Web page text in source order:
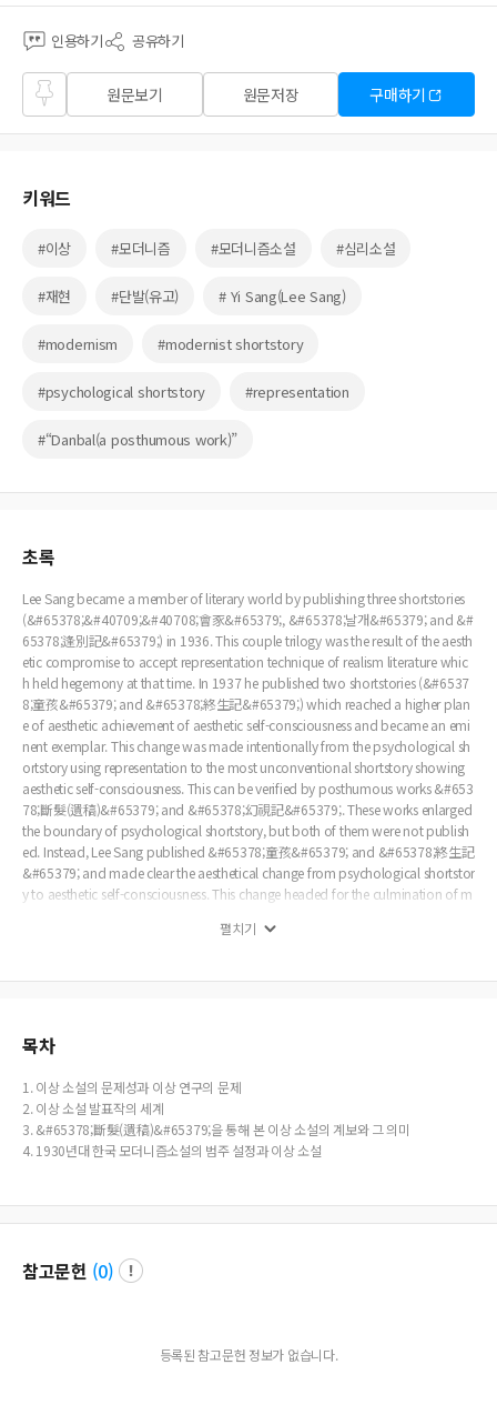
인용하기 공유하기
즐겨
찾기
원문보기 원문저장 구매하기
키워드
#이상 #모더니즘 #모더니즘소설 #심리소설
#재현 #단발(유고) # Yi Sang(Lee Sang)
#modernism #modernist shortstory
#psychological shortstory #representation
#“Danbal(a posthumous work)”
초록
Lee Sang became a member of literary world by publishing three shortstories
(&#65378;&#40709;&#40708;會豕&#65379;, &#65378;날개&#65379; and &#
65378;逢別記&#65379;) in 1936. This couple trilogy was the result of the aesth
etic compromise to accept representation technique of realism literature whic
h held hegemony at that time. In 1937 he published two shortstories (&#6537
8;童孩&#65379; and &#65378;終生記&#65379;) which reached a higher plan
e of aesthetic achievement of aesthetic self-consciousness and became an emi
nent exemplar. This change was made intentionally from the psychological sh
ortstory using representation to the most unconventional shortstory showing
aesthetic self-consciousness. This can be verified by posthumous works &#653
78;斷髮(遺稿)&#65379; and &#65378;幻視記&#65379;. These works enlarged
the boundary of psychological shortstory, but both of them were not publish
ed. Instead, Lee Sang published &#65378;童孩&#65379; and &#65378;終生記
&#65379; and made clear the aesthetical change from psychological shortstor
y to aesthetic self-consciousness. This change headed for the culmination of m
펼치기
목차
1. 이상 소설의 문제성과 이상 연구의 문제
2. 이상 소설 발표작의 세계
3. &#65378;斷髮(遺稿)&#65379;을 통해 본 이상 소설의 계보와 그 의미
4. 1930년대 한국 모더니즘소설의 범주 설정과 이상 소설
참고문헌 (0)
등록된 참고문헌 정보가 없습니다.